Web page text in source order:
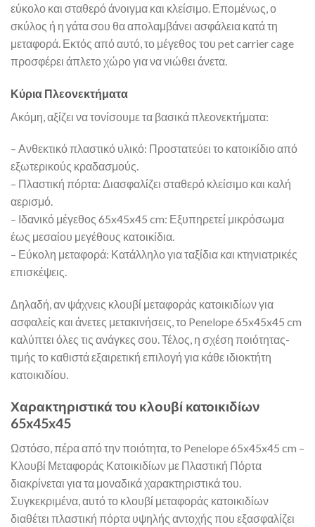
εύκολο και σταθερό άνοιγμα και κλείσιμο. Επομένως, ο
σκύλος ή η γάτα σου θα απολαμβάνει ασφάλεια κατά τη
μεταφορά. Εκτός από αυτό, το μέγεθος του pet carrier cage
προσφέρει άπλετο χώρο για να νιώθει άνετα.
Κύρια Πλεονεκτήματα
Ακόμη, αξίζει να τονίσουμε τα βασικά πλεονεκτήματα:
– Ανθεκτικό πλαστικό υλικό: Προστατεύει το κατοικίδιο από
εξωτερικούς κραδασμούς.
– Πλαστική πόρτα: Διασφαλίζει σταθερό κλείσιμο και καλή
αερισμό.
– Ιδανικό μέγεθος 65x45x45 cm: Εξυπηρετεί μικρόσωμα
έως μεσαίου μεγέθους κατοικίδια.
– Εύκολη μεταφορά: Κατάλληλο για ταξίδια και κτηνιατρικές
επισκέψεις.
Δηλαδή, αν ψάχνεις κλουβί μεταφοράς κατοικιδίων για
ασφαλείς και άνετες μετακινήσεις, το Penelope 65x45x45 cm
καλύπτει όλες τις ανάγκες σου. Τέλος, η σχέση ποιότητας-
τιμής το καθιστά εξαιρετική επιλογή για κάθε ιδιοκτήτη
κατοικιδίου.
Χαρακτηριστικά του κλουβί κατοικιδίων
65x45x45
Ωστόσο, πέρα από την ποιότητα, το Penelope 65x45x45 cm –
Κλουβί Μεταφοράς Κατοικιδίων με Πλαστική Πόρτα
διακρίνεται για τα μοναδικά χαρακτηριστικά του.
Συγκεκριμένα, αυτό το κλουβί μεταφοράς κατοικιδίων
διαθέτει πλαστική πόρτα υψηλής αντοχής που εξασφαλίζει